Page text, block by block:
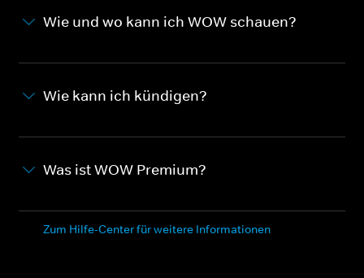
Wie und wo kann ich WOW schauen?
Wie kann ich kündigen?
Was ist WOW Premium?
Zum Hilfe-Center für weitere Informationen